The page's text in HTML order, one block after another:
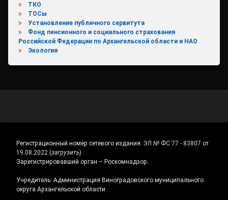
ТКО
ТОСы
Установление публичного сервитута
Фонд пенсионного и социального страхования
Российской Федерации по Архангельской области и НАО
Экология
Регистрационный номер сетевого издания: ЭЛ № ФС 77 - 83807 от
19.08.2022.(загрузить)
Зарегистрировавший орган – Роскомнадзор.
Учредитель: Администрация Виноградовского муниципального
округа Архангельской области